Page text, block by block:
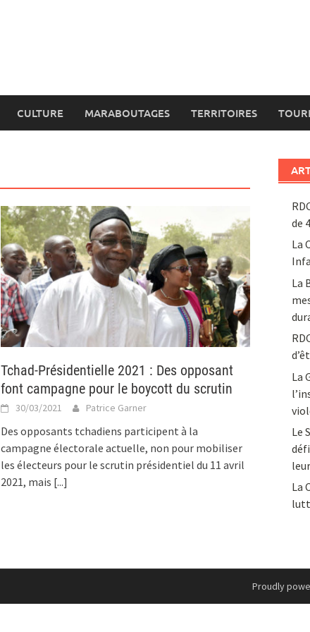
CULTURE MARABOUTAGES TERRITOIRES
Tchad-Présidentielle 2021 : Des opposant
font campagne pour le boycott du scrutin
30/03/2021 Patrice Garner
Des opposants tchadiens participent à la
campagne électorale actuelle, non pour mobiliser
les électeurs pour le scrutin présidentiel du 11 avril
2021, mais [...]
de
La
La
La
Le
La
Proudly